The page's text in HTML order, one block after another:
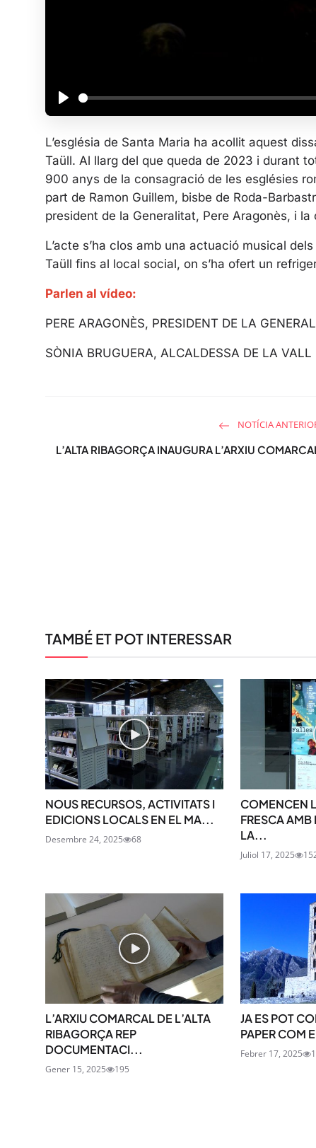
P
a
y
L’església de Santa Maria ha acollit aquest
Taüll. Al llarg del que queda de 2023 i durant
900 anys de la consagració de les esglésies
part de Ramon Guillem, bisbe de Roda-
president de la Generalitat, Pere Aragonès, i
L’acte s’ha clos amb una actuació musical
Taüll fins al local social, on s’ha ofert un
Parlen al vídeo:
PERE ARAGONÈS, PRESIDENT DE LA
SÒNIA BRUGUERA, ALCALDESSA DE LA VALL
NOTÍCIA
L’ALTA RIBAGORÇA INAUGURA L’ARXIU
TAMBÉ ET POT INTERESSAR
NOUS RECURSOS, ACTIVITATS I
EDICIONS LOCALS EN EL MA...
Desembre 24, 2025 68
COMENCEN
FRESCA AMB
LA...
Juliol 17, 2025
L’ARXIU COMARCAL DE L’ALTA
RIBAGORÇA REP
DOCUMENTACI...
Gener 15, 2025 195
JA ES POT
PAPER COM
Febrer 17, 2025